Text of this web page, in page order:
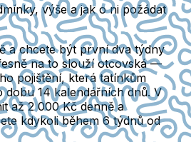
výše a jak o ni požádat
a chcete být první dva týdny
na to slouží otcovská —
pojištění, která tatínkům
dobu 14 kalendářních dnů. V
až 2 000 Kč denně a
kdykoli během 6 týdnů od